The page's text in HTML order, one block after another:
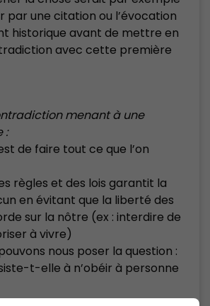
par une citation ou l’évocation
historique avant de mettre en
avec cette première
menant à une
:
de faire tout ce que l’on
règles et des lois garantit la
en évitant que la liberté des
sur la nôtre (ex : interdire de
à vivre)
nous poser la question :
t-elle à n’obéir à personne